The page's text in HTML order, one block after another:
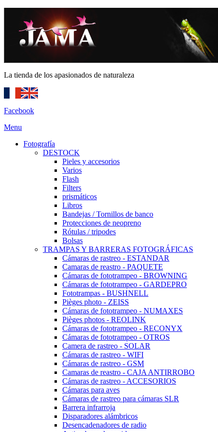
La tienda de los apasionados de naturaleza
Facebook
Menu
Fotografía
DESTOCK
Pieles y accesorios
Varios
Flash
Filters
prismáticos
Libros
Bandejas / Tornillos de banco
Protecciones de neopreno
Rótulas / tripodes
Bolsas
TRAMPAS Y BARRERAS FOTOGRÁFICAS
Cámaras de rastreo - ESTANDAR
Camaras de reastro - PAQUETE
Cámaras de fototrampeo - BROWNING
Cámaras de fototrampeo - GARDEPRO
Fototrampas - BUSHNELL
Pièges photo - ZEISS
Cámaras de fototrampeo - NUMAXES
Pièges photos - REOLINK
Cámaras de fototrampeo - RECONYX
Cámaras de fototrampeo - OTROS
Camera de rastreo - SOLAR
Cámaras de rastreo - WIFI
Cámaras de rastreo - GSM
Camaras de reastro - CAJA ANTIRROBO
Cámaras de rastreo - ACCESORIOS
Cámaras para aves
Cámaras de rastreo para cámaras SLR
Barrera infrarroja
Disparadores alámbricos
Desencadenadores de radio